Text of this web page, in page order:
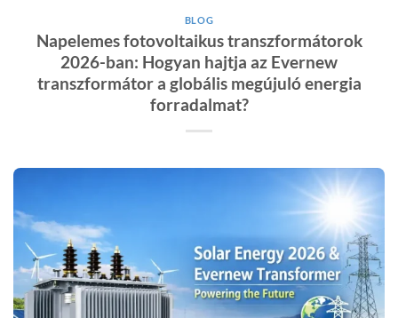
BLOG
Napelemes fotovoltaikus transzformátorok
2026-ban: Hogyan hajtja az Evernew
transzformátor a globális megújuló energia
forradalmat?